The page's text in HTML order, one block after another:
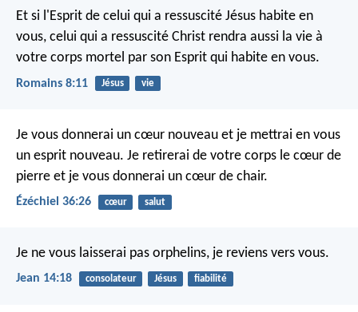
Et si l'Esprit de celui qui a ressuscité Jésus habite en
vous, celui qui a ressuscité Christ rendra aussi la vie à
votre corps mortel par son Esprit qui habite en vous.
Romains 8:11 Jésus vie
Je vous donnerai un cœur nouveau et je mettrai en vous
un esprit nouveau. Je retirerai de votre corps le cœur de
pierre et je vous donnerai un cœur de chair.
Ézéchiel 36:26 cœur salut
Je ne vous laisserai pas orphelins, je reviens vers vous.
Jean 14:18 consolateur Jésus fiabilité